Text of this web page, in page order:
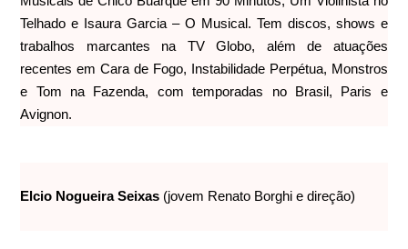
Telhado e Isaura Garcia – O Musical. Tem discos, shows e
trabalhos marcantes na TV Globo, além de atuações
recentes em Cara de Fogo, Instabilidade Perpétua, Monstros
e Tom na Fazenda, com temporadas no Brasil, Paris e
Avignon.
Elcio Nogueira Seixas (jovem Renato Borghi e direção)